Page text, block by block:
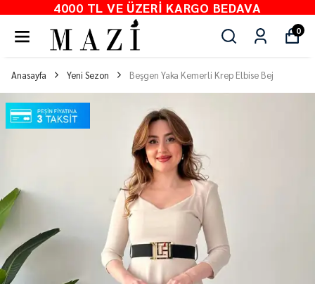
4000 TL VE ÜZERI KARGO BEDAVA
0
Anasayfa Yeni Sezon Beşgen Yaka Kemerli Krep Elbise Bej